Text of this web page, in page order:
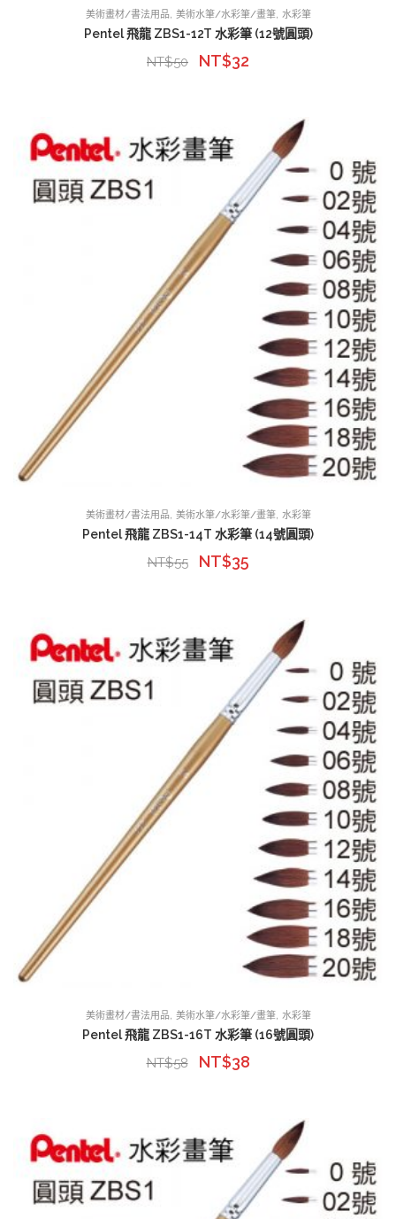
美術畫材/書法用品 美術水筆/水彩筆/畫筆, 水彩筆
Pentel 飛龍 ZBS1-12T 水彩筆 (12號圓頭)
NT$50 NT$32
美術畫材/書法用品 美術水筆/水彩筆/畫筆, 水彩筆
Pentel 飛龍 ZBS1-14T 水彩筆 (14號圓頭)
NT$55 NT$35
美術畫材/書法用品 美術水筆/水彩筆/畫筆, 水彩筆
Pentel 飛龍 ZBS1-16T 水彩筆 (16號圓頭)
NT$58 NT$38